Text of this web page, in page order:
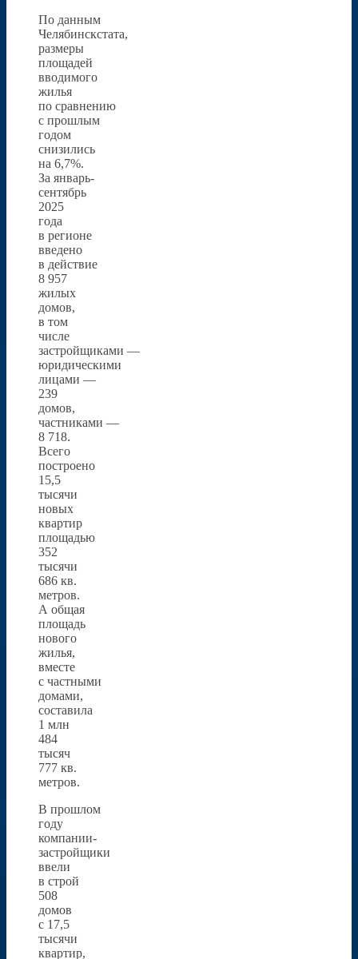
По данным
Челябинскстата,
размеры
площадей
вводимого
жилья
по сравнению
с прошлым
годом
снизились
на 6,7%.
За январь-
сентябрь
2025
года
в регионе
введено
в действие
8 957
жилых
домов,
в том
числе
застройщиками —
юридическими
лицами —
239
домов,
частниками —
8 718.
Всего
построено
15,5
тысячи
новых
квартир
площадью
352
тысячи
686 кв.
метров.
А общая
площадь
нового
жилья,
вместе
с частными
домами,
составила
1 млн
484
тысяч
777 кв.
метров.
В прошлом
году
компании-
застройщики
ввели
в строй
508
домов
с 17,5
тысячи
квартир,